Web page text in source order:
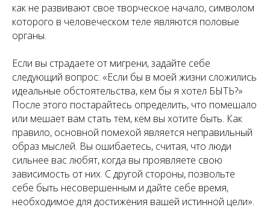
как не развивают свое творческое начало, символом
которого в человеческом теле являются половые
органы.
Если вы страдаете от мигрени, задайте себе
следующий вопрос: «Если бы в моей жизни сложились
идеальные обстоятельства, кем бы я хотел БЫТЬ?»
После этого постарайтесь определить, что помешало
или мешает вам стать тем, кем вы хотите быть. Как
правило, основной помехой является неправильный
образ мыслей. Вы ошибаетесь, считая, что люди
сильнее вас любят, когда вы проявляете свою
зависимость от них. С другой стороны, позвольте
себе быть несовершенным и дайте себе время,
необходимое для достижения вашей истинной цели».